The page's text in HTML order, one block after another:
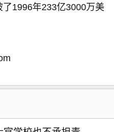
了1996年233亿3000万美